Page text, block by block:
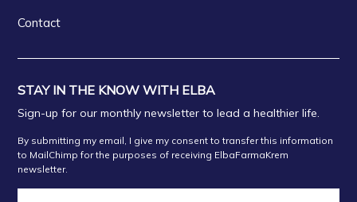
Contact
STAY IN THE KNOW WITH ELBA
Sign-up for our monthly newsletter to lead a healthier life.
By submitting my email, I give my consent to transfer this information
to MailChimp for the purposes of receiving ElbaFarmaKrem
newsletter.